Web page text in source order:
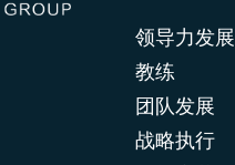
领导力发展
教练
团队发展
战略执行